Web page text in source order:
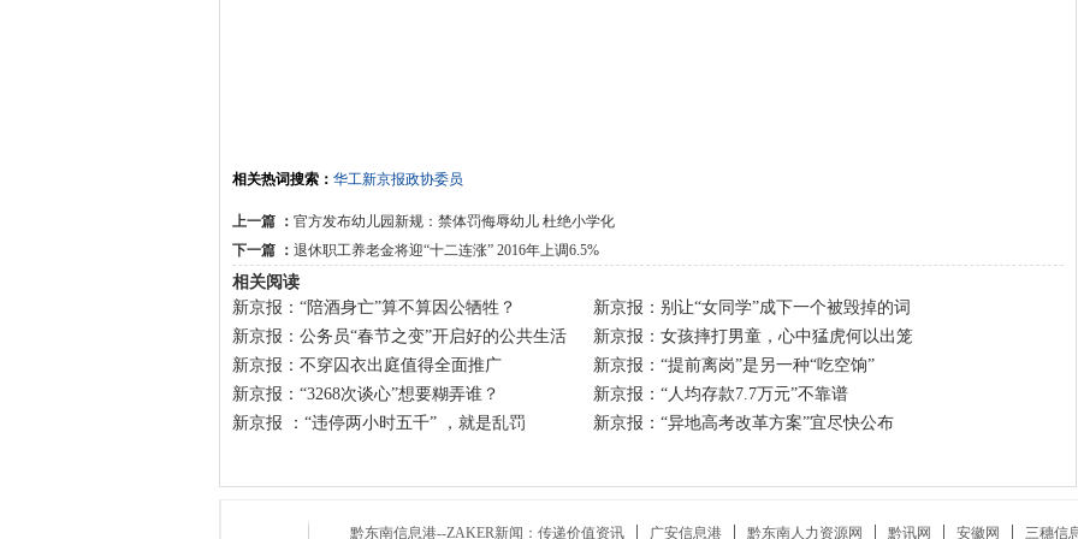
相关热词搜索： 华工新京报政协委员
上一篇 ： 官方发布幼儿园新规：禁体罚侮辱幼儿 杜绝小学化
下一篇 ： 退休职工养老金将迎“十二连涨” 2016年上调6.5%
相关阅读
新京报：“陪酒身亡”算不算因公牺牲？
新京报：别让“女同学”成下一个被毁掉的词
新京报：公务员“春节之变”开启好的公共生活
新京报：女孩摔打男童，心中猛虎何以出笼
新京报：不穿囚衣出庭值得全面推广
新京报：“提前离岗”是另一种“吃空饷”
新京报：“3268次谈心”想要糊弄谁？
新京报：“人均存款7.7万元”不靠谱
新京报 ：“违停两小时五千” ，就是乱罚
新京报：“异地高考改革方案”宜尽快公布
黔东南信息港--ZAKER新闻：传递价值资讯 广安信息港 黔东南人力资源网 黔讯网 安徽网 三穗信